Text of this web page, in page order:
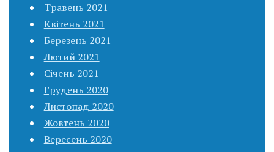
Травень 2021
Квітень 2021
Березень 2021
Лютий 2021
Січень 2021
Грудень 2020
Листопад 2020
Жовтень 2020
Вересень 2020